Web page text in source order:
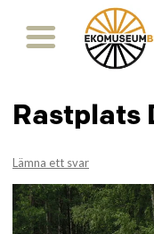
Rastplats
Lämna ett svar